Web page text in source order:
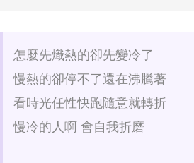
怎麼先熾熱的卻先變冷了
慢熱的卻停不了還在沸騰著
看時光任性快跑隨意就轉折
慢冷的人啊 會自我折磨